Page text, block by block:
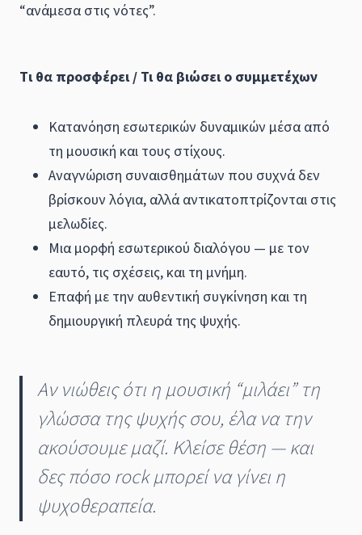
“ανάμεσα στις νότες”.
Τι θα προσφέρει / Τι θα βιώσει ο συμμετέχων
Κατανόηση εσωτερικών δυναμικών μέσα από
τη μουσική και τους στίχους.
Αναγνώριση συναισθημάτων που συχνά δεν
βρίσκουν λόγια, αλλά αντικατοπτρίζονται στις
μελωδίες.
Μια μορφή εσωτερικού διαλόγου — με τον
εαυτό, τις σχέσεις, και τη μνήμη.
Επαφή με την αυθεντική συγκίνηση και τη
δημιουργική πλευρά της ψυχής.
Αν νιώθεις ότι η μουσική “μιλάει” τη
γλώσσα της ψυχής σου, έλα να την
ακούσουμε μαζί. Κλείσε θέση — και
δες πόσο rock μπορεί να γίνει η
ψυχοθεραπεία.